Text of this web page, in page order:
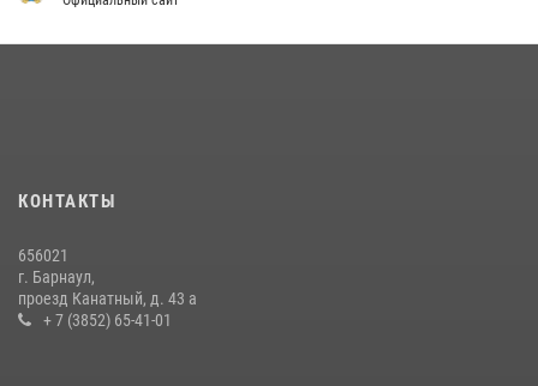
КОНТАКТЫ
656021
г. Барнаул,
проезд Канатный, д. 43 а
+ 7 (3852) 65-41-01